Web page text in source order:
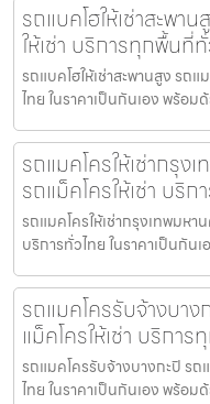
รถแบคโฮให้เช่าสะพา
ให้เช่า บริการทุกพื้นที่
รถแบคโฮให้เช่าสะพานสูง รถ
ไทย ในราคาเป็นกันเอง พร้อ
รถแมคโครให้เช่ากรุง
รถแม็คโครให้เช่า บริ
รถแมคโครให้เช่ากรุงเทพมหา
บริการทั่วไทย ในราคาเป็นกั
รถแมคโครรับจ้างบา
แม็คโครให้เช่า บริกา
รถแมคโครรับจ้างบางกะปิ รถ
ไทย ในราคาเป็นกันเอง พร้อ